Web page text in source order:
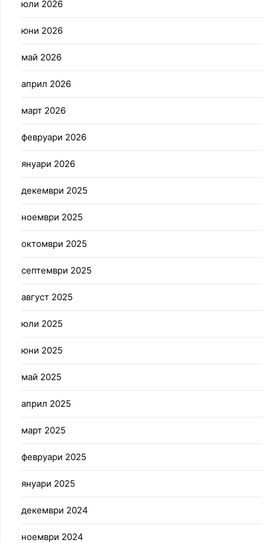
юли 2026
юни 2026
май 2026
април 2026
март 2026
февруари 2026
януари 2026
декември 2025
ноември 2025
октомври 2025
септември 2025
август 2025
юли 2025
юни 2025
май 2025
април 2025
март 2025
февруари 2025
януари 2025
декември 2024
ноември 2024